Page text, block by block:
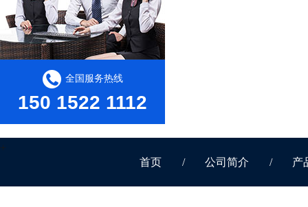
全国服务热线
150 1522 1112
首页 / 公司简介 / 产